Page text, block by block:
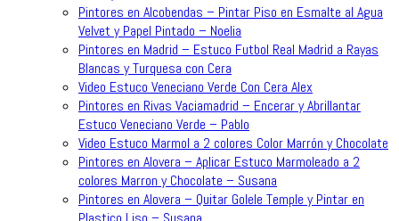
Pintores en Alcobendas – Pintar Piso en Esmalte al Agua
Velvet y Papel Pintado – Noelia
Pintores en Madrid – Estuco Futbol Real Madrid a Rayas
Blancas y Turquesa con Cera
Video Estuco Veneciano Verde Con Cera Alex
Pintores en Rivas Vaciamadrid – Encerar y Abrillantar
Estuco Veneciano Verde – Pablo
Video Estuco Marmol a 2 colores Color Marrón y Chocolate
Pintores en Alovera – Aplicar Estuco Marmoleado a 2
colores Marron y Chocolate – Susana
Pintores en Alovera – Quitar Golele Temple y Pintar en